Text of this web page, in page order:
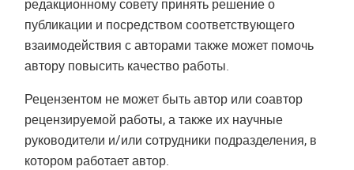
редакционному совету принять решение о
публикации и посредством соответствующего
взаимодействия с авторами также может помочь
автору повысить качество работы.
Рецензентом не может быть автор или соавтор
рецензируемой работы, а также их научные
руководители и/или сотрудники подразделения, в
котором работает автор.